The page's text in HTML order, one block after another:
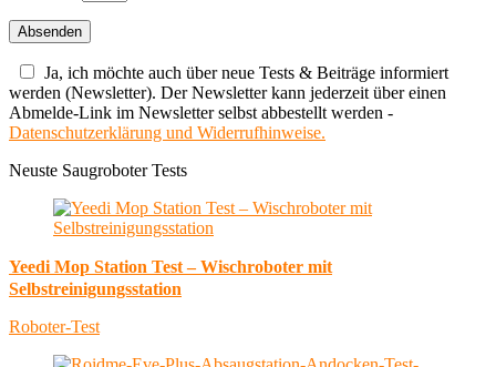
Ja, ich möchte auch über neue Tests & Beiträge informiert
werden (Newsletter). Der Newsletter kann jederzeit über einen
Abmelde-Link im Newsletter selbst abbestellt werden -
Datenschutzerklärung und Widerrufhinweise.
Neuste Saugroboter Tests
Yeedi Mop Station Test – Wischroboter mit
Selbstreinigungsstation
Roboter-Test